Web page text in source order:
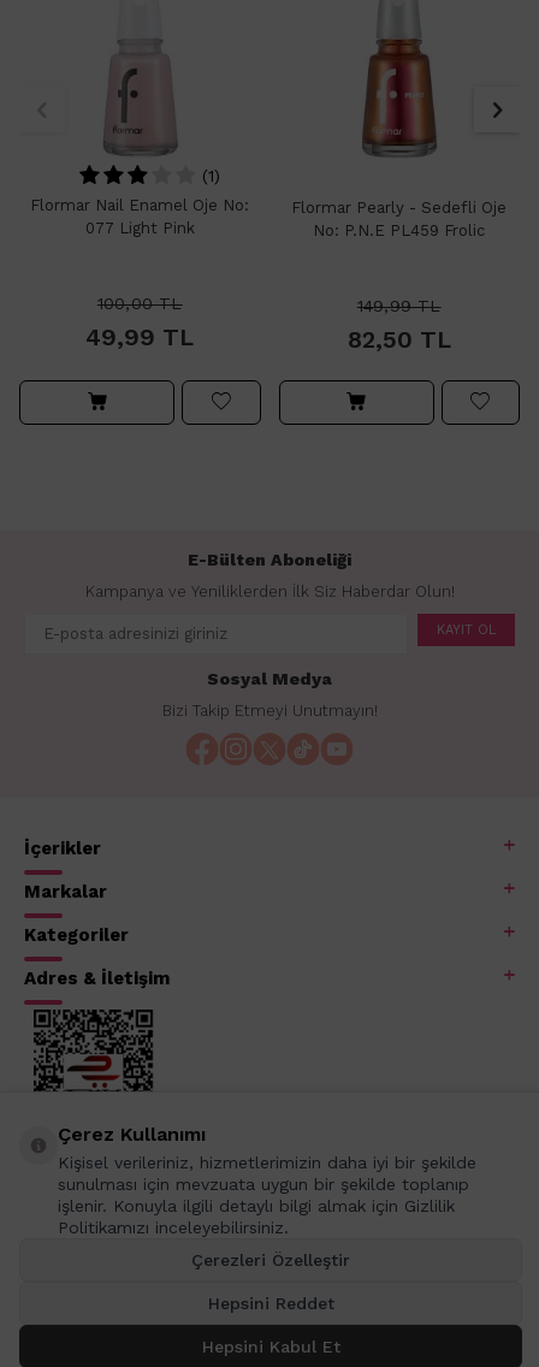
SEPETE EKLE
(1)
Flormar Nail Enamel Oje No:
077 Light Pink
100,00TL
49,99 TL
Flormar Pearly - Sedefli Oje
No: P.N.E PL459 Frolic
149,99TL
82,50 TL
E-Bülten Aboneliği
Kampanya ve Yeniliklerden İlk Siz Haberdar Olun!
KAYIT OL
Sosyal Medya
Bizi Takip Etmeyi Unutmayın!
İçerikler
Markalar
Kategoriler
Adres & İletişim
Çerez Kullanımı
Kişisel verileriniz, hizmetlerimizin daha iyi bir şekilde
sunulması için mevzuata uygun bir şekilde toplanıp
işlenir. Konuyla ilgili detaylı bilgi almak için Gizlilik
Politikamızı inceleyebilirsiniz.
Çerezleri Özelleştir
Hepsini Reddet
Hepsini Kabul Et